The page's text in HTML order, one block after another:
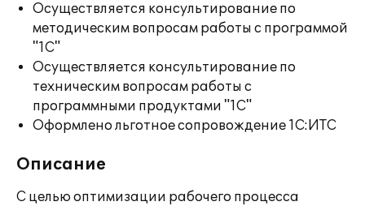
Осуществляется консультирование по
методическим вопросам работы с программой
"1С"
Осуществляется консультирование по
техническим вопросам работы с
программными продуктами "1С"
Оформлено льготное сопровождение 1С:ИТС
Описание
С целью оптимизации рабочего процесса